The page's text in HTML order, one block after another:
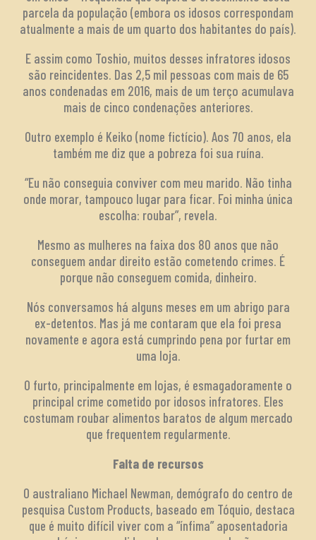
parcela da população (embora os idosos correspondam
atualmente a mais de um quarto dos habitantes do país).
E assim como Toshio, muitos desses infratores idosos
são reincidentes. Das 2,5 mil pessoas com mais de 65
anos condenadas em 2016, mais de um terço acumulava
mais de cinco condenações anteriores.
Outro exemplo é Keiko (nome fictício). Aos 70 anos, ela
também me diz que a pobreza foi sua ruína.
“Eu não conseguia conviver com meu marido. Não tinha
onde morar, tampouco lugar para ficar. Foi minha única
escolha: roubar”, revela.
Mesmo as mulheres na faixa dos 80 anos que não
conseguem andar direito estão cometendo crimes. É
porque não conseguem comida, dinheiro.
Nós conversamos há alguns meses em um abrigo para
ex-detentos. Mas já me contaram que ela foi presa
novamente e agora está cumprindo pena por furtar em
uma loja.
O furto, principalmente em lojas, é esmagadoramente o
principal crime cometido por idosos infratores. Eles
costumam roubar alimentos baratos de algum mercado
que frequentem regularmente.
Falta de recursos
O australiano Michael Newman, demógrafo do centro de
pesquisa Custom Products, baseado em Tóquio, destaca
que é muito difícil viver com a “ínfima” aposentadoria